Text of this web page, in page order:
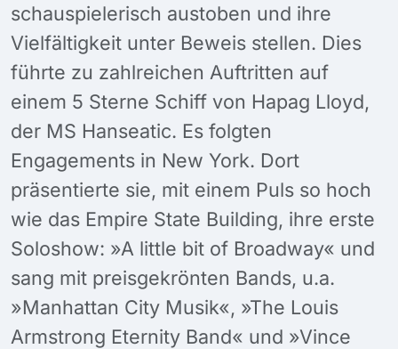
schauspielerisch austoben und ihre
Vielfältigkeit unter Beweis stellen. Dies
führte zu zahlreichen Auftritten auf
einem 5 Sterne Schiff von Hapag Lloyd,
der MS Hanseatic. Es folgten
Engagements in New York. Dort
präsentierte sie, mit einem Puls so hoch
wie das Empire State Building, ihre erste
Soloshow: »A little bit of Broadway« und
sang mit preisgekrönten Bands, u.a.
»Manhattan City Musik«, »The Louis
Armstrong Eternity Band« und »Vince